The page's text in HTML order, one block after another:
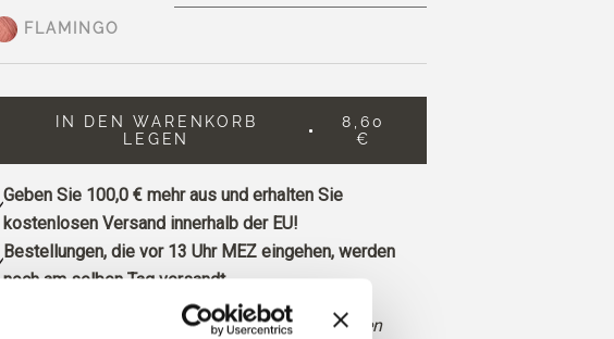
FLAMINGO
IN DEN WARENKORB
LEGEN
8,60
€
Geben Sie 100,0 €mehr aus und erhalten Sie
kostenlosen Versand innerhalb der EU!
Bestellungen, die vor 13 Uhr MEZ eingehen, werden
noch am selben Tag versandt.
Flamingo ist ein pfirsichfarbenes Rosa mit warmen